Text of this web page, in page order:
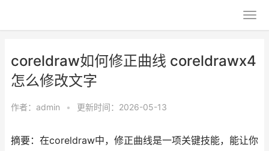
coreldraw如何修正曲线 coreldrawx4
怎么修改文字
作者： admin • 更新时间：2026-05-13
摘要：在coreldraw中，修正曲线是一项关键技能，能让你